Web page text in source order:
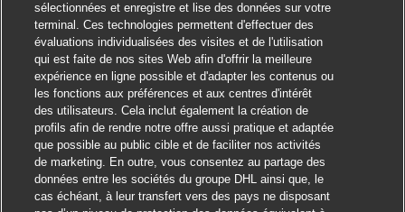
Salut ! Ce poste vous intéresse ? Fermer la
Je suis intéressé
Trouver des emplois similaires
sélectionnées et enregistre et lise des données sur votre
terminal. Ces technologies permettent d'effectuer des
évaluations individualisées des visites et de l'utilisation
qui est faite de nos sites Web afin d'offrir la meilleure
expérience en ligne possible et d'adapter les contenus ou
les fonctions aux préférences et aux centres d'intérêt
des utilisateurs. Cela inclut également la création de
profils afin de rendre notre offre aussi pratique et adaptée
que possible au public cible et de faciliter nos activités
de marketing. En outre, vous consentez au partage des
données entre les sociétés du groupe DHL ainsi que, le
cas échéant, à leur transfert vers des pays ne disposant